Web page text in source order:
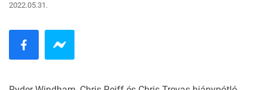
2022.05.31.